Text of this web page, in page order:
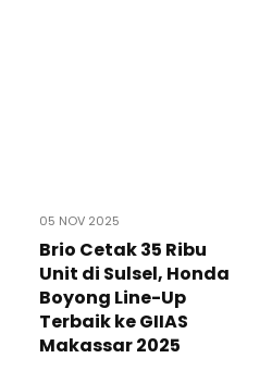
05 NOV 2025
Brio Cetak 35 Ribu
Unit di Sulsel, Honda
Boyong Line-Up
Terbaik ke GIIAS
Makassar 2025